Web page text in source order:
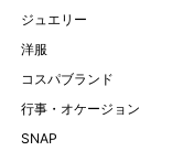
ジュエリー
洋服
コスパブランド
行事・オケージョン
SNAP